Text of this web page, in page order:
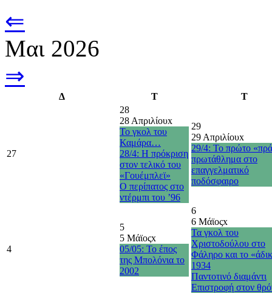
⇐
Μαι 2026
⇒
Δ Τ Τ
27
28
28 Απριλίουx
Το γκολ του
Καμάρα…
28/4: Η πρόκριση
στον τελικό του
«Γουέμπλεϊ»
O περίπατος στο
ντέρμπι του ’96
29
29 Απριλίουx
29/4: Το πρώτο
πρωτάθλημα στο
επαγγελματικό
ποδόσφαιρο
4
5
5 Μάϊοςx
05/05: Το έπος
της Μπολόνια το
2002
6
6 Μάϊοςx
Τα γκολ του
Χριστοδούλου στο
Φάληρο και το
1934
Παντοτινό διαμάντι
Επιστροφή στον